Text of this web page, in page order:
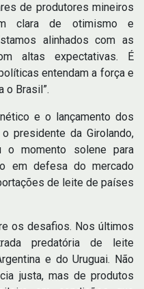
de produtores mineiros
clara de otimismo e
alinhados com as
altas expectativas. É
entendam a força e
o Brasil”.
e o lançamento dos
presidente da Girolando,
o momento solene para
em defesa do mercado
de leite de países
os desafios. Nos últimos
predatória de leite
e do Uruguai. Não
justa, mas de produtos